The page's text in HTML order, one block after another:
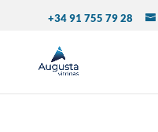
+34 91 755 79 28